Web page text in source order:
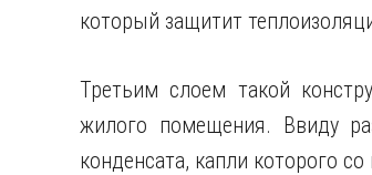
который защитит
Третьим слоем такой
жилого помещения. Ввиду
конденсата, капли которого